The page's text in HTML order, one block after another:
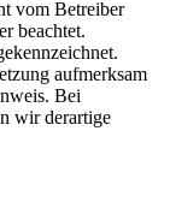
vom Betreiber
beachtet.
aufmerksam
Bei
wir derartige